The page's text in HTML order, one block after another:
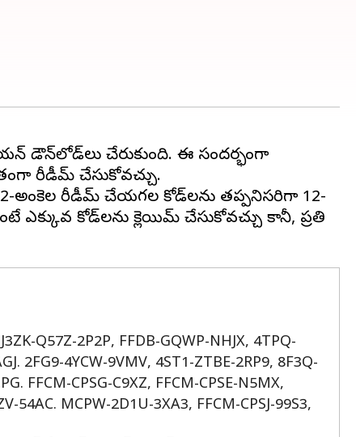
డౌన్‌లోడ్‌లు చేరుకుంది. ఈ సందర్భంగా
రీడీమ్ చేసుకోవచ్చు.
అంకెల రీడీమ్ చేయగల కోడ్‌లను తప్పనిసరిగా 12-
కోడ్‌లను క్లెయిమ్ చేసుకోవచ్చు కానీ, ప్రతి
Q57Z-2P2P, FFDB-GQWP-NHJX, 4TPQ-
2FG9-4YCW-9VMV, 4ST1-ZTBE-2RP9, 8F3Q-
FFCM-CPSG-C9XZ, FFCM-CPSE-N5MX,
54AC. MCPW-2D1U-3XA3, FFCM-CPSJ-99S3,